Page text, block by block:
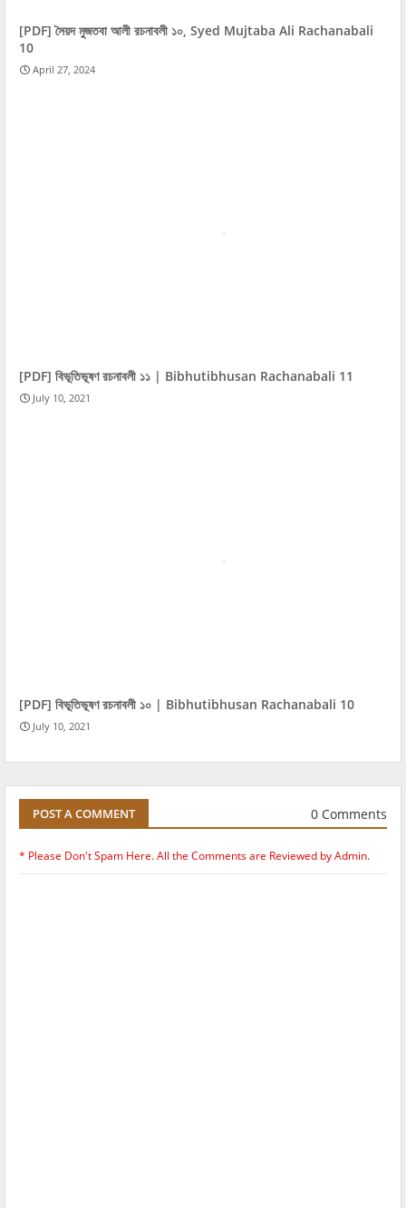
[PDF] সৈয়দ মুজতবা আলী রচনাবলী ১০, Syed Mujtaba Ali Rachanabali
10
April 27, 2024
[PDF] বিভূতিভূষণ রচনাবলী ১১ | Bibhutibhusan Rachanabali 11
July 10, 2021
[PDF] বিভূতিভূষণ রচনাবলী ১০ | Bibhutibhusan Rachanabali 10
July 10, 2021
POST A COMMENT 0 Comments
* Please Don't Spam Here. All the Comments are Reviewed by Admin.